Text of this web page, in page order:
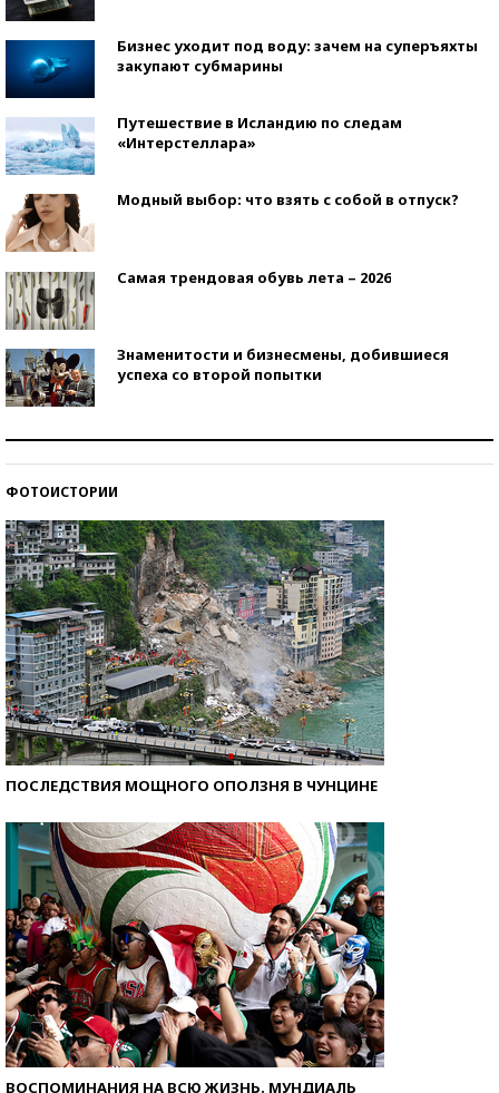
Бизнес уходит под воду: зачем на суперъяхты
закупают субмарины
Путешествие в Исландию по следам
«Интерстеллара»
Модный выбор: что взять с собой в отпуск?
Самая трендовая обувь лета – 2026
Знаменитости и бизнесмены, добившиеся
успеха со второй попытки
ФОТОИСТОРИИ
ПОСЛЕДСТВИЯ МОЩНОГО ОПОЛЗНЯ В ЧУНЦИНЕ
ВОСПОМИНАНИЯ НА ВСЮ ЖИЗНЬ. МУНДИАЛЬ